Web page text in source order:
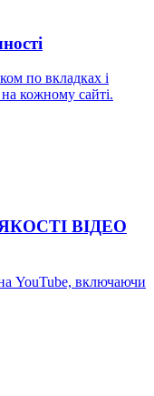
по вкладках і
кожному сайті.
ВІДЕО
YouTube, включаючи